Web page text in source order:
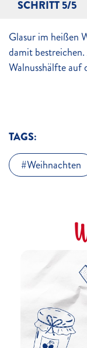
SCHRITT 5/5
Glasur im heißen
damit
Walnusshälfte auf
TAGS:
Weihnachten